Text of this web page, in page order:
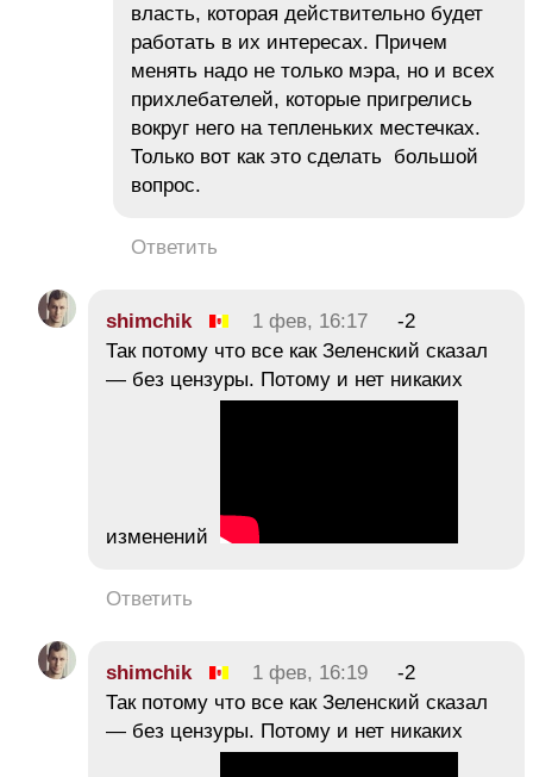
власть, которая действительно будет
работать в их интересах. Причем
менять надо не только мэра, но и всех
прихлебателей, которые пригрелись
вокруг него на тепленьких местечках.
Только вот как это сделать большой
вопрос.
Ответить
shimchik 1 фев, 16:17
-2
Так потому что все как Зеленский сказал
— без цензуры. Потому и нет никаких
изменений
Ответить
shimchik 1 фев, 16:19
-2
Так потому что все как Зеленский сказал
— без цензуры. Потому и нет никаких